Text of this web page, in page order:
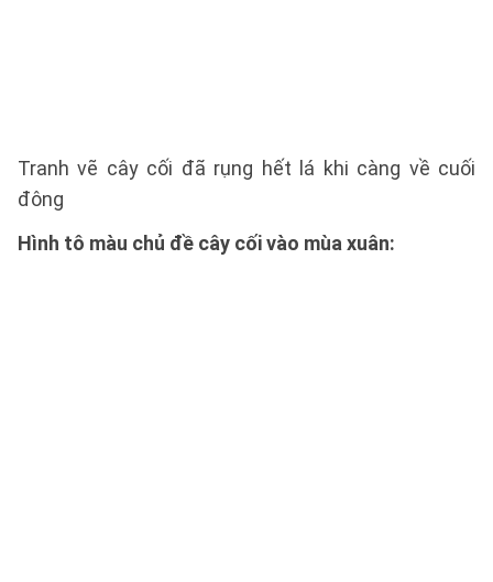
Tranh vẽ cây cối đã rụng hết lá khi càng về cuối
đông
Hình tô màu chủ đề cây cối vào mùa xuân: